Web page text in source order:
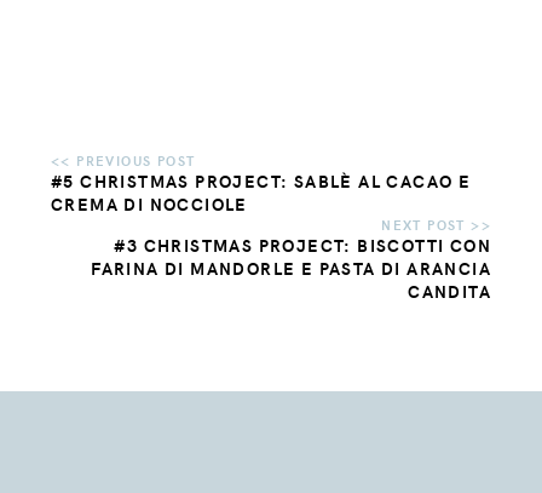
#5 CHRISTMAS PROJECT: SABLÈ AL CACAO E
CREMA DI NOCCIOLE
#3 CHRISTMAS PROJECT: BISCOTTI CON
FARINA DI MANDORLE E PASTA DI ARANCIA
CANDITA